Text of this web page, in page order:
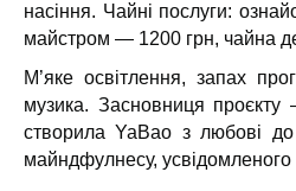
насіння. Чайні послуги:
майстром — 1200 грн, чайна
М’яке освітлення, запах
музика. Засновниця
створила YaBao з любові до
майндфулнесу, усвідомленого